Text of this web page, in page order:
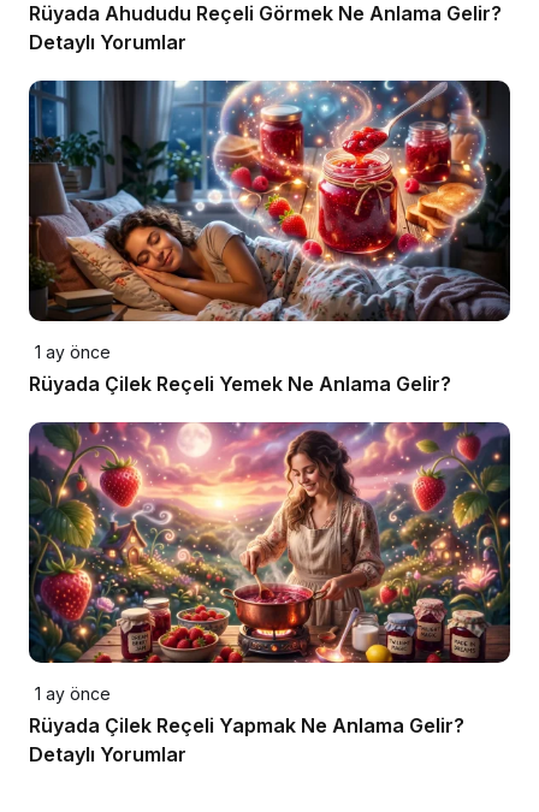
Rüyada Ahududu Reçeli Görmek Ne Anlama Gelir?
Detaylı Yorumlar
1 ay önce
Rüyada Çilek Reçeli Yemek Ne Anlama Gelir?
1 ay önce
Rüyada Çilek Reçeli Yapmak Ne Anlama Gelir?
Detaylı Yorumlar